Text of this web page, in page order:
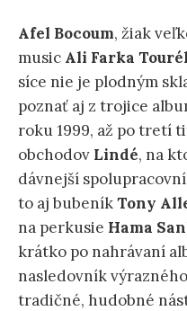
Afel Bocoum, žiak
music Ali Farka
síce nie je plodným
poznať aj z trojice
roku 1999, až po tretí
obchodov Lindé, na
dávnejší
to aj bubeníkTony
na perkusie Hama
krátko po nahrávaní
nasledovník
tradičné, hudobné